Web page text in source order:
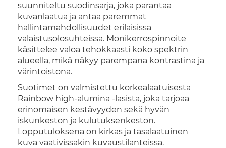
suunniteltu suodinsarja, joka parantaa
kuvanlaatua ja antaa paremmat
hallintamahdollisuudet erilaisissa
valaistusolosuhteissa. Monikerrospinnoite
käsittelee valoa tehokkaasti koko spektrin
alueella, mikä näkyy parempana kontrastina ja
värintoistona.
Suotimet on valmistettu korkealaatuisesta
Rainbow high-alumina -lasista, joka tarjoaa
erinomaisen kestävyyden sekä hyvän
iskunkeston ja kulutuksenkeston.
Lopputuloksena on kirkas ja tasalaatuinen
kuva vaativissakin kuvaustilanteissa.